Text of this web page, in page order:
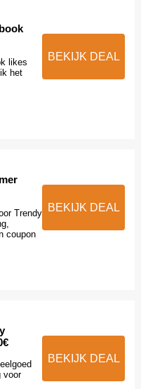
likes
het
BEKIJK DEAL
Trendy
coupon
BEKIJK DEAL
voor
BEKIJK DEAL